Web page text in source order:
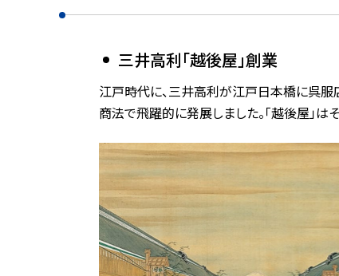
三井高利「越後屋」創業
江戸時代に、三井高利が江戸日本橋に呉服
商法で飛躍的に発展しました。「越後屋」は